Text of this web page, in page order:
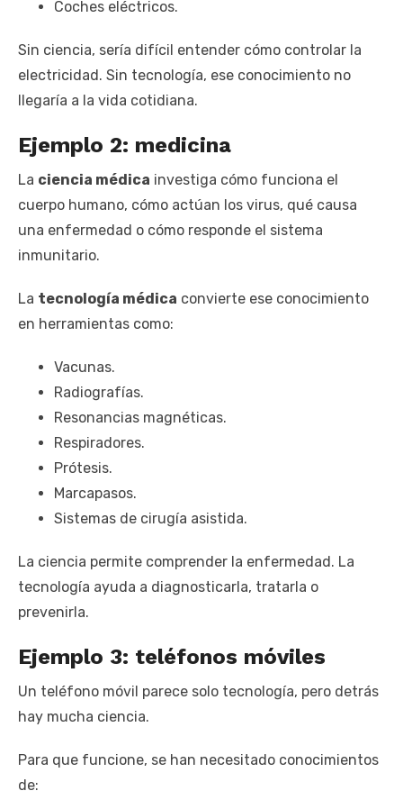
Coches eléctricos.
Sin ciencia, sería difícil entender cómo controlar la
electricidad. Sin tecnología, ese conocimiento no
llegaría a la vida cotidiana.
Ejemplo 2: medicina
La ciencia médica investiga cómo funciona el
cuerpo humano, cómo actúan los virus, qué causa
una enfermedad o cómo responde el sistema
inmunitario.
La tecnología médica convierte ese conocimiento
en herramientas como:
Vacunas.
Radiografías.
Resonancias magnéticas.
Respiradores.
Prótesis.
Marcapasos.
Sistemas de cirugía asistida.
La ciencia permite comprender la enfermedad. La
tecnología ayuda a diagnosticarla, tratarla o
prevenirla.
Ejemplo 3: teléfonos móviles
Un teléfono móvil parece solo tecnología, pero detrás
hay mucha ciencia.
Para que funcione, se han necesitado conocimientos
de: